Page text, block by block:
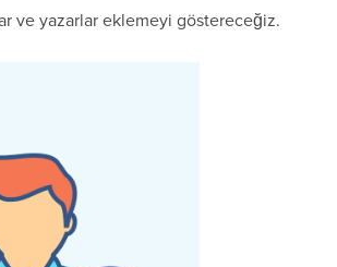
ve yazarlar eklemeyi göstereceğiz.